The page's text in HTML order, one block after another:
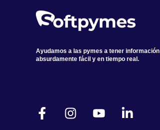
Ayudamos a las pymes a tener información
absurdamente fácil y en tiempo real.